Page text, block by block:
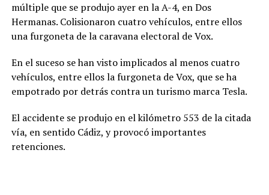
múltiple que se produjo ayer en la A-4, en Dos
Hermanas. Colisionaron cuatro vehículos, entre ellos
una furgoneta de la caravana electoral de Vox.
En el suceso se han visto implicados al menos cuatro
vehículos, entre ellos la furgoneta de Vox, que se ha
empotrado por detrás contra un turismo marca Tesla.
El accidente se produjo en el kilómetro 553 de la citada
vía, en sentido Cádiz, y provocó importantes
retenciones.